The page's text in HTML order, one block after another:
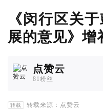
《闵行区关
展的意见》增
点赞云
81粉丝
转载 转载来源：点赞云